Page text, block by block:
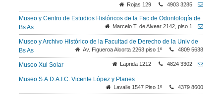
Rojas 129 4903 3285
Museo y Centro de Estudios Históricos de la Fac de Odontología de
Bs As
Marcelo T. de Alvear 2142, piso 1
Museo y Archivo Histórico de la Facultad de Derecho de la Univ de
Bs As
Av. Figueroa Alcorta 2263 piso 1º 4809 5638
Museo Xul Solar Laprida 1212 4824 3302
Museo S.A.D.A.I.C. Vicente López y Planes
Lavalle 1547 Piso 1º 4379 8600